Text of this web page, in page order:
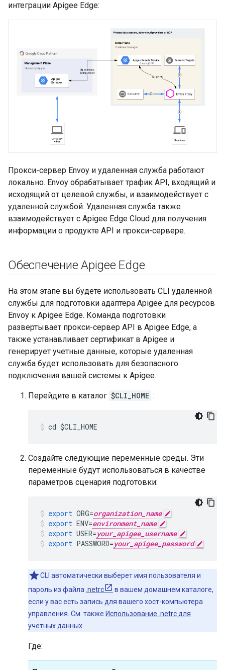
интеграции Apigee Edge:
Прокси-сервер Envoy и удаленная служба работают
локально. Envoy обрабатывает трафик API, входящий и
исходящий от целевой службы, и взаимодействует с
удаленной службой. Удаленная служба также
взаимодействует с Apigee Edge Cloud для получения
информации о продукте API и прокси-сервере.
Обеспечение Apigee Edge
На этом этапе вы будете использовать CLI удаленной
службы для подготовки адаптера Apigee для ресурсов
Envoy к Apigee Edge. Команда подготовки
развертывает прокси-сервер API в Apigee Edge, а
также устанавливает сертификат в Apigee и
генерирует учетные данные, которые удаленная
служба будет использовать для безопасного
подключения вашей системы к Apigee.
Перейдите в каталог $CLI_HOME :
cd $CLI_HOME
Создайте следующие переменные среды. Эти
переменные будут использоваться в качестве
параметров сценария подготовки:
export ORG=organization_name
export ENV=environment_name
export USER=your_apigee_username
export PASSWORD=your_apigee_password
CLI автоматически выберет имя пользователя и
пароль из файла .netrc
в вашем домашнем каталоге,
если у вас есть запись для вашего хост-компьютера
управления. См. также Использование .netrc для
учетных данных
Где: